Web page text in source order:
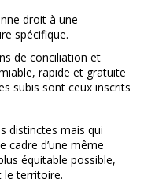
droit à une
spécifique.
de conciliation et
rapide et gratuite
subis sont ceux inscrits
distinctes mais qui
d’une même
équitable possible,
le territoire.